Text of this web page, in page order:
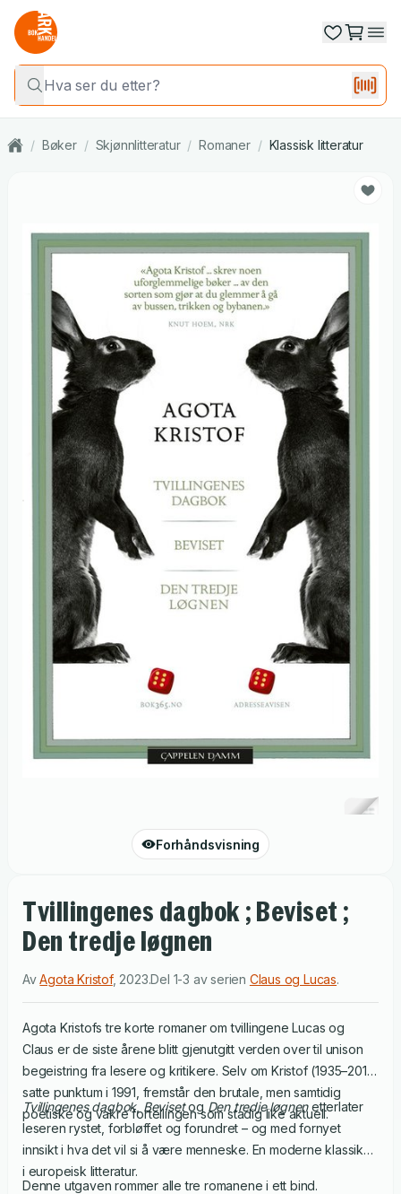
/ Bøker / Skjønnlitteratur / Romaner / Klassisk litteratur
Forhåndsvisning
Tvillingenes dagbok ; Beviset ;
Den tredje løgnen
AvAgota Kristof, 2023.Del 1-3 av serien Claus og Lucas.
Agota Kristofs tre korte romaner om tvillingene Lucas og
Claus er de siste årene blitt gjenutgitt verden over til unison
begeistring fra lesere og kritikere. Selv om Kristof (1935–2011)
satte punktum i 1991, fremstår den brutale, men samtidig
poetiske og vakre fortellingen som stadig like aktuell.
Tvillingenes dagbok, Bevisetog Den tredje løgnenetterlater
leseren rystet, forbløffet og forundret – og med fornyet
innsikt i hva det vil si å være menneske. En moderne klassiker
i europeisk litteratur.
Denne utgaven rommer alle tre romanene i ett bind.